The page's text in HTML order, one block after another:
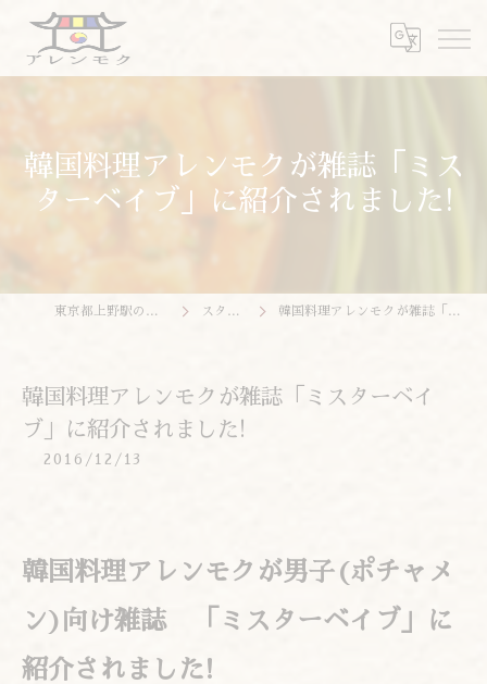
韓国料理アレンモクが雑誌「ミス
ターベイブ」に紹介されました!
東京都上野駅の韓国料理ならアレンモク スタッフブログ 韓国料理アレンモクが雑誌「ミスターベイブ」に紹介されました!
韓国料理アレンモクが雑誌「ミスターベイ
ブ」に紹介されました!
2016/12/13
韓国料理アレンモクが男子(ポチャメ
ン)向け雑誌 「ミスターベイブ」に
紹介されました!